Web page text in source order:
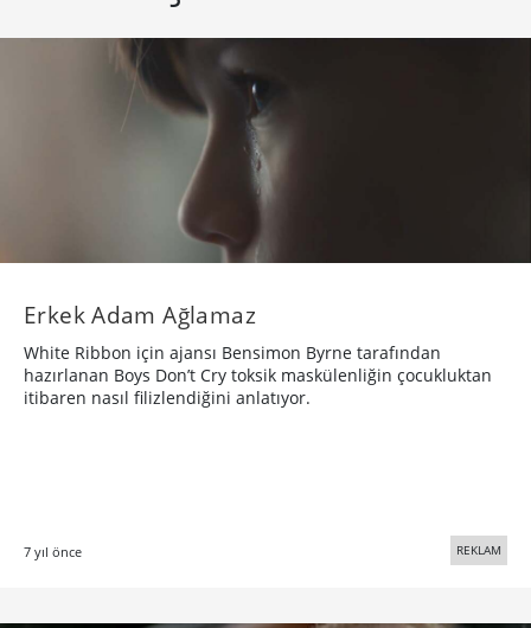
Erkek Adam Ağlamaz
White Ribbon için ajansı Bensimon Byrne tarafından
hazırlanan Boys Don’t Cry toksik maskülenliğin çocukluktan
itibaren nasıl filizlendiğini anlatıyor.
7 yıl önce REKLAM